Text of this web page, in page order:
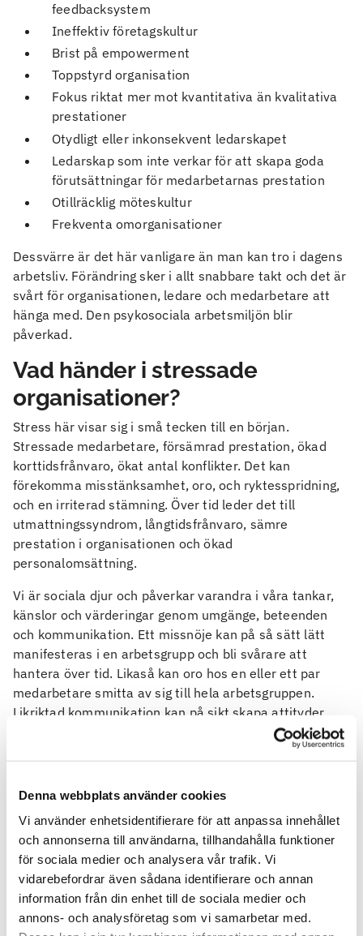
Denna webbplats använder cookies
Vi använder enhetsidentifierare för att anpassa innehållet
och annonserna till användarna, tillhandahålla funktioner
för sociala medier och analysera vår trafik. Vi
vidarebefordrar även sådana identifierare och annan
information från din enhet till de sociala medier och
annons- och analysföretag som vi samarbetar med.
feedbacksystem
Ineffektiv företagskultur
Brist på empowerment
Toppstyrd organisation
Fokus riktat mer mot kvantitativa än kvalitativa
prestationer
Otydligt eller inkonsekvent ledarskapet
Ledarskap som inte verkar för att skapa goda
förutsättningar för medarbetarnas prestation
Otillräcklig möteskultur
Frekventa omorganisationer
Dessvärre är det här vanligare än man kan tro i dagens
arbetsliv. Förändring sker i allt snabbare takt och det är
svårt för organisationen, ledare och medarbetare att
hänga med. Den psykosociala arbetsmiljön blir
påverkad.
Vad händer i stressade
organisationer?
Stress här visar sig i små tecken till en början.
Stressade medarbetare, försämrad prestation, ökad
korttidsfrånvaro, ökat antal konflikter. Det kan
förekomma misstänksamhet, oro, och ryktesspridning,
och en irriterad stämning. Över tid leder det till
utmattningssyndrom, långtidsfrånvaro, sämre
prestation i organisationen och ökad
personalomsättning.
Vi är sociala djur och påverkar varandra i våra tankar,
känslor och värderingar genom umgänge, beteenden
och kommunikation. Ett missnöje kan på så sätt lätt
manifesteras i en arbetsgrupp och bli svårare att
hantera över tid. Likaså kan oro hos en eller ett par
medarbetare smitta av sig till hela arbetsgruppen.
Likriktad kommunikation kan på sikt skapa attityder,
företagskulturen och blir en normaliserad del av
För organisationens och medarbetarnas skull är det
därför viktigt att jobba långsiktigt med att förebygga
ohälsa och främja hälsa inom organisationen.
Hur kan vi skapa god
psykosocial arbetsmiljö och